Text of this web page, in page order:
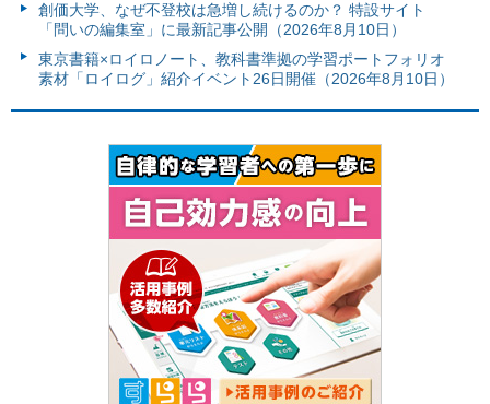
創価大学、なぜ不登校は急増し続けるのか？ 特設サイト
「問いの編集室」に最新記事公開（2026年8月10日）
東京書籍×ロイロノート、教科書準拠の学習ポートフォリオ
素材「ロイログ」紹介イベント26日開催（2026年8月10日）